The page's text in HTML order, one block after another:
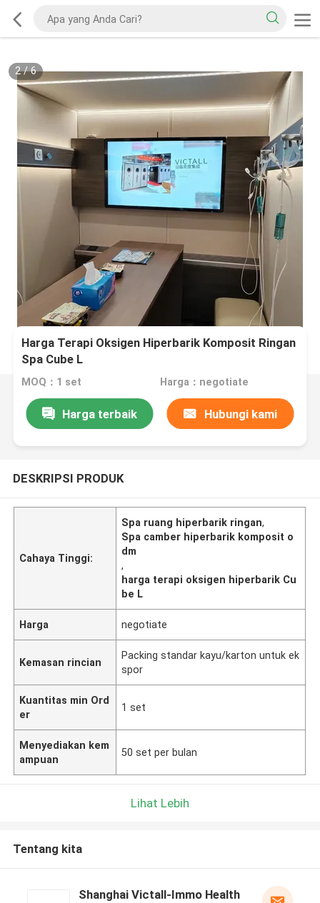
2/6
Harga Terapi Oksigen Hiperbarik Komposit Ringan
Spa Cube L
MOQ：1 set Harga：negotiate
Harga terbaik Hubungi kami
DESKRIPSI PRODUK
Cahaya Tinggi:
Spa ruang hiperbarik ringan,
Spa camber hiperbarik komposit o
dm
,
harga terapi oksigen hiperbarik Cu
be L
Harga negotiate
Kemasan rincian
Packing standar kayu/karton untuk ek
spor
Kuantitas min Ord
er
1 set
Menyediakan kem
ampuan
50 set per bulan
Lihat Lebih
Tentang kita
Shanghai Victall-Immo Health